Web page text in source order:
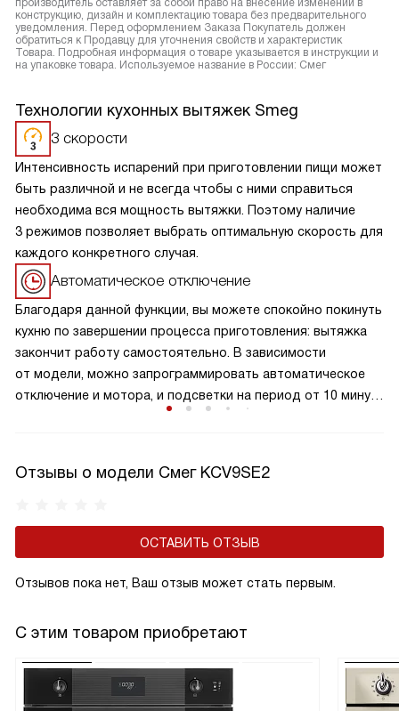
производитель оставляет за собой право на внесение изменений в
конструкцию, дизайн и комплектацию товара без предварительного
уведомления. Перед оформлением Заказа Покупатель должен
обратиться к Продавцу для уточнения свойств и характеристик
Товара. Подробная информация о товаре указывается в инструкции и
на упаковке товара. Используемое название в России: Смег
Технологии кухонных вытяжек Smeg
3 скорости
Интенсивность испарений при приготовлении пищи может
быть различной и не всегда чтобы с ними справиться
необходима вся мощность вытяжки. Поэтому наличие
3 режимов позволяет выбрать оптимальную скорость для
каждого конкретного случая.
Автоматическое отключение
Благодаря данной функции, вы можете спокойно покинуть
кухню по завершении процесса приготовления: вытяжка
закончит работу самостоятельно. В зависимости
от модели, можно запрограммировать автоматическое
отключение и мотора, и подсветки на период от 10 минут
Отзывы о модели Смег KCV9SE2
ОСТАВИТЬ ОТЗЫВ
Отзывов пока нет, Ваш отзыв может стать первым.
С этим товаром приобретают